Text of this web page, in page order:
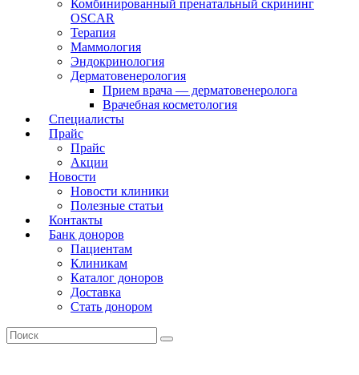
Комбинированный пренатальный скрининг
OSCAR
Терапия
Маммология
Эндокринология
Дерматовенерология
Прием врача — дерматовенеролога
Врачебная косметология
Специалисты
Прайс
Прайс
Акции
Новости
Новости клиники
Полезные статьи
Контакты
Банк доноров
Пациентам
Клиникам
Каталог доноров
Доставка
Стать донором